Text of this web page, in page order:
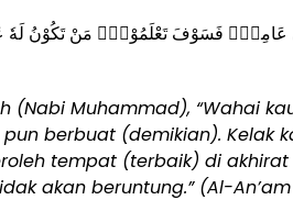
عَامِلٌۚ فَسَوْفَ تَعْلَمُوْنَۙ مَنْ تَكُوْنُ لَهٗ
(Nabi Muhammad), “Wahai
berbuat (demikian). Kelak
tempat (terbaik) di
akan beruntung.” (Al-An’am